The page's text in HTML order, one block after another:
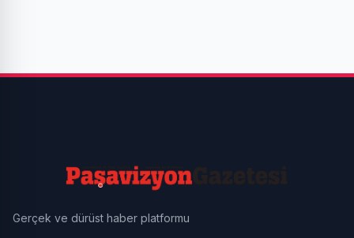
Gerçek ve dürüst haber platformu